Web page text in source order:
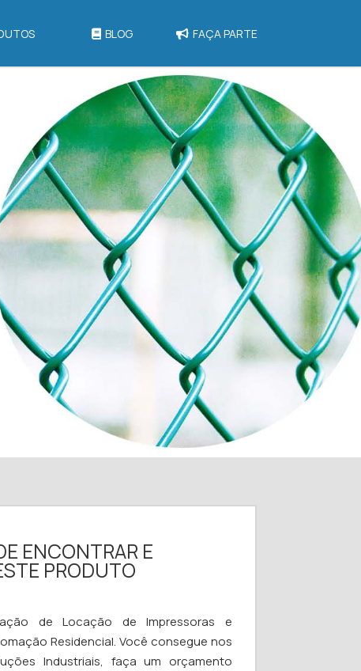
BLOG FAÇA PARTE
ENCONTRAR E
PRODUTO
de Locação de Impressoras e
Residencial. Você consegue nos
Industriais, faça um orçamento